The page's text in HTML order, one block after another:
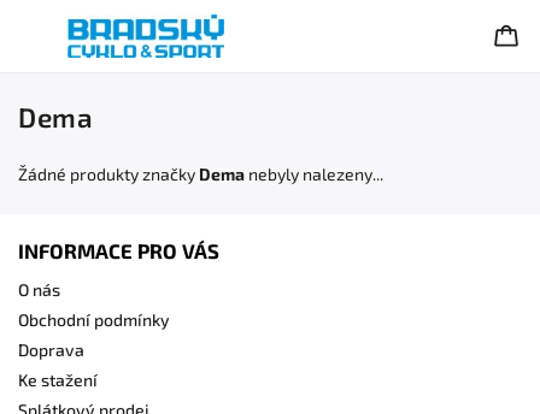
Dema
Žádné produkty značky Dema nebyly nalezeny...
INFORMACE PRO VÁS
O nás
Obchodní podmínky
Doprava
Ke stažení
Splátkový prodej